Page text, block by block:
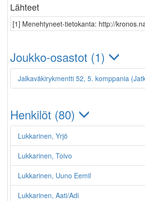
Lähteet
[1] Menehtyneet-tietokanta: http://
Joukko-osastot (1)
Jalkaväkirykmentti 52, 5. komppania
Henkilöt (80)
Lukkarinen, Yrjö
Lukkarinen, Toivo
Lukkarinen, Uuno Eemil
Lukkarinen, Aati/Adi